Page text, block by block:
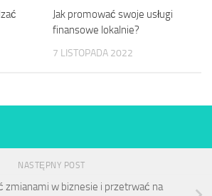
Jak promować swoje usługi
finansowe lokalnie?
7 LISTOPADA 2022
NASTĘPNY POST
zmianami w biznesie i przetrwać na